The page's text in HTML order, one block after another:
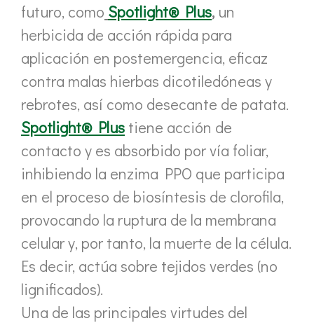
futuro, como Spotlight® Plus, un
herbicida de acción rápida para
aplicación en postemergencia, eficaz
contra malas hierbas dicotiledóneas y
rebrotes, así como desecante de patata.
Spotlight® Plus tiene acción de
contacto y es absorbido por vía foliar,
inhibiendo la enzima PPO que participa
en el proceso de biosíntesis de clorofila,
provocando la ruptura de la membrana
celular y, por tanto, la muerte de la célula.
Es decir, actúa sobre tejidos verdes (no
lignificados).
Una de las principales virtudes del